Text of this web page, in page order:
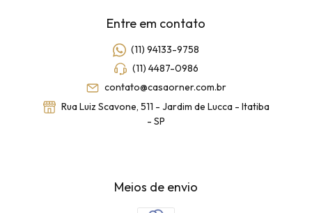
Entre em contato
(11) 94133-9758
(11) 4487-0986
contato@casaorner.com.br
Rua Luiz Scavone, 511 - Jardim de Lucca - Itatiba
- SP
Meios de envio